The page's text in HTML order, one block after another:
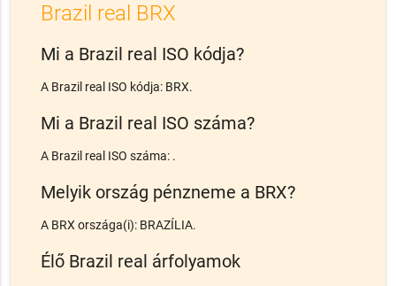
Brazil real BRX
Mi a Brazil real ISO kódja?
A Brazil real ISO kódja: BRX.
Mi a Brazil real ISO száma?
A Brazil real ISO száma: .
Melyik ország pénzneme a BRX?
A BRX országa(i): BRAZÍLIA.
Élő Brazil real árfolyamok